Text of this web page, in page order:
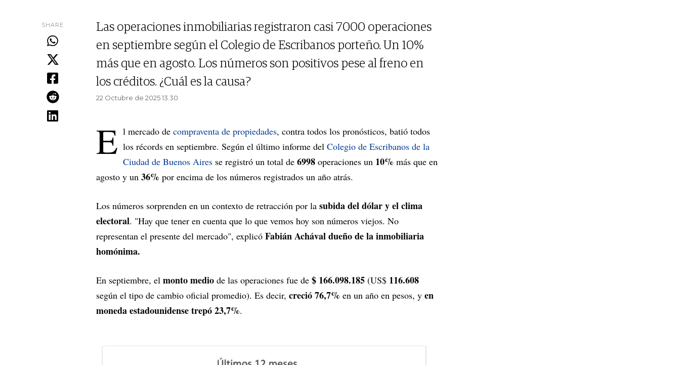
SHARE
Las operaciones inmobiliarias registraron casi 7000 operaciones
en septiembre según el Colegio de Escribanos porteño. Un 10%
más que en agosto. Los números son positivos pese al freno en
los créditos. ¿Cuál es la causa?
22 Octubre de 2025 13.30
E l mercado de compraventa de propiedades, contra todos los pronósticos, batió todos
los récords en septiembre. Según el último informe del Colegio de Escribanos de la
Ciudad de Buenos Aires se registró un total de 6998 operaciones un 10% más que en
agosto y un 36% por encima de los números registrados un año atrás.
Los números sorprenden en un contexto de retracción por la subida del dólar y el clima
electoral. "Hay que tener en cuenta que lo que vemos hoy son números viejos. No
representan el presente del mercado", explicó Fabián Achával dueño de la inmobiliaria
homónima.
En septiembre, el monto medio de las operaciones fue de $ 166.098.185 (US$ 116.608
según el tipo de cambio oficial promedio). Es decir, creció 76,7% en un año en pesos, y en
moneda estadounidense trepó 23,7%.